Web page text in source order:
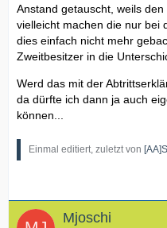
Anstand getauscht, weils
vielleicht machen die nur bei
dies einfach nicht mehr
Zweitbesitzer in die
Werd das mit der
da dürfte ich dann ja auch
können...
Einmal editiert, zuletzt von
Mjoschi